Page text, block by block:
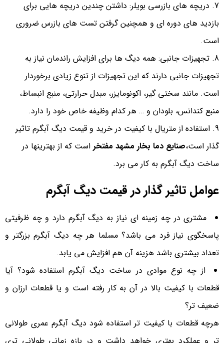
دریچه های بازرسی بویلر: داشتن چندین دریچه هایی برای
بازدید های دوره ای و همچنین گرفتن تست های بازرس ضروری
است.
تجهیزات جانبی: همه دیگ ها برای افزایش راندمان نیاز به
تجهیزات جانبی دارند که این تجهیزات از تنوع زیادی برخوردار
است. مانند سختی گیر، اکونومایزر، مبدل حرارتی، منبع انبساط،
منبع کندانس، بلودان و … هر کدام وظیفه خاص خود را دارد.
استفاده از متریال با کیفیت در خرید و قیمت دیگ آبگرم تاثیر
گذار است،صنایع دما بخار مشهد مفتخر است که از بهترینها در
ساخت دیگ آبگرم به کار می برد.
عوامل تاثیر گذار در قیمت دیگ آبگرم
مشتری در چه زمینه ای نیاز به دیگ آبگرم دارد و چه ظرفیتی
پاسخگوی نیاز فرد می باشد؟ مسلما هر چه دیگ آبگرم بزرگتر و
تعداد بیشتری باشد هزینه آن هم افزایش می یابد.
از چه نوع موادی در ساخت دیگ آبگرم استفاده شود؟ آیا
قطعات با کیفیت بالا در آن به کار رفته است و یا قطعات ارزان و
ضعیف تر؟
هرچه قطعات با کیفیت تر استفاده شود دیگ آبگرم عمری طولانی